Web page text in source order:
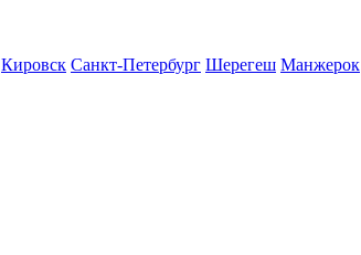
Кировск Санкт-Петербург Шерегеш Манжерок